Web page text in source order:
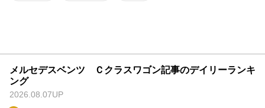
メルセデスベンツ Ｃクラスワゴン記事のデイリーランキ
ング
2026.08.07UP